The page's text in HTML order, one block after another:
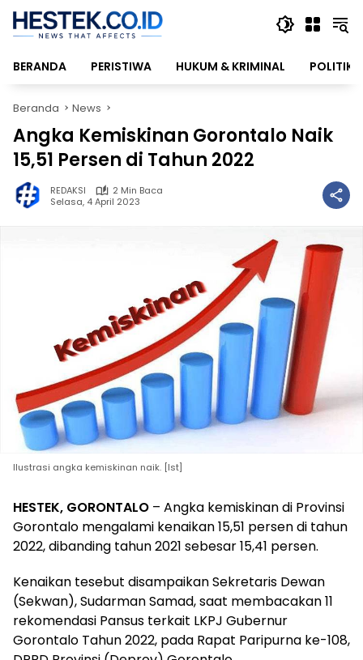
Langsung
konten
BERANDA
PERISTIWA HUKUM & KRIMINAL POLITIK
Beranda News
Angka Kemiskinan Gorontalo Naik
15,51 Persen di Tahun 2022
REDAKSI
2 Min Baca
Selasa, 4 April 2023
Ilustrasi angka kemiskinan naik. [Ist]
HESTEK, GORONTALO – Angka kemiskinan di Provinsi
Gorontalo mengalami kenaikan 15,51 persen di tahun
2022, dibanding tahun 2021 sebesar 15,41 persen.
Kenaikan tesebut disampaikan Sekretaris Dewan
(Sekwan), Sudarman Samad, saat membacakan 11
rekomendasi Pansus terkait LKPJ Gubernur
Gorontalo Tahun 2022, pada Rapat Paripurna ke-108,